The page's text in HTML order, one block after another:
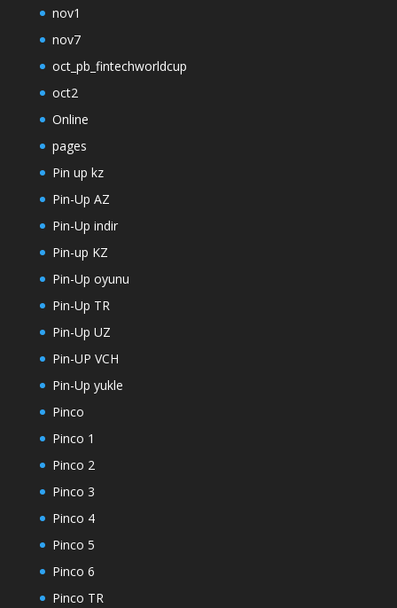
nov1
nov7
oct_pb_fintechworldcup
oct2
Online
pages
Pin up kz
Pin-Up AZ
Pin-Up indir
Pin-up KZ
Pin-Up oyunu
Pin-Up TR
Pin-Up UZ
Pin-UP VCH
Pin-Up yukle
Pinco
Pinco 1
Pinco 2
Pinco 3
Pinco 4
Pinco 5
Pinco 6
Pinco TR